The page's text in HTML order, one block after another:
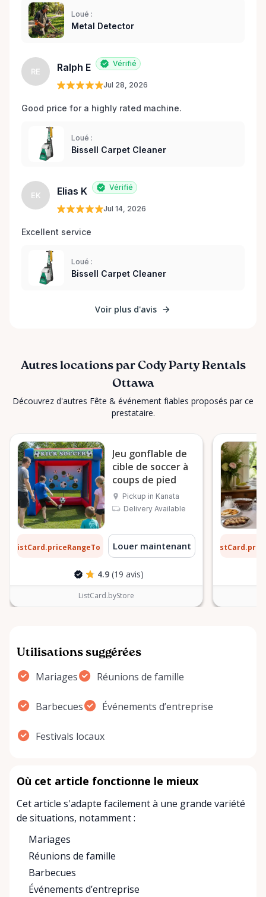
Loué :
Metal Detector
RE Ralph E Vérifié
Jul 28, 2026
Good price for a highly rated machine.
Loué :
Bissell Carpet Cleaner
EK Elias K Vérifié
Jul 14, 2026
Excellent service
Loué :
Bissell Carpet Cleaner
Voir plus d'avis
Autres locations par Cody Party Rentals
Ottawa
Découvrez d'autres Fête & événement fiables proposés par ce
prestataire.
Jeu gonflable de
cible de soccer à
coups de pied
Pickup in Kanata
Delivery Available
ListCard.priceRangeTo par jour
Louer maintenant
4.9 (19 avis)
ListCard.byStore
Utilisations suggérées
Mariages Réunions de famille
Barbecues Événements d’entreprise
Festivals locaux
Où cet article fonctionne le mieux
Cet article s'adapte facilement à une grande variété
de situations, notamment :
Mariages
Réunions de famille
Barbecues
Événements d’entreprise